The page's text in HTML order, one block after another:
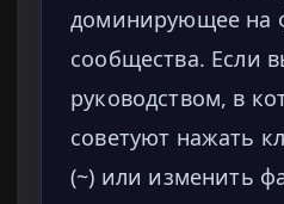
доминирующее на
сообщества. Если
руководством, в
советуют нажать
(~) или изменить